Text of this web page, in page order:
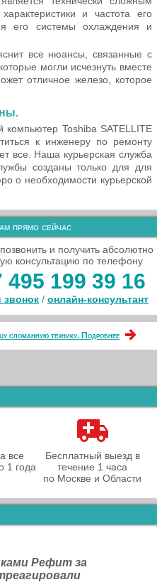
и частота его
его системы охлаждения и
все нюансы, связанные с
могли исчезнуть вместе
отличное железо, которое
компьютер Toshiba SATELLITE
к инженеру по ремонту
все. Наша курьерская служба
созданы только для для
о необходимости курьерской
прямо сейчас
и получить абсолютно
консультацию по телефону
495 199 39 16
звонок / онлайн‑консультант
сломанную технику. Подробнее
все
1 года
Бесплатный выезд в
течение 1 часа
по Москве и Области
Рефит за